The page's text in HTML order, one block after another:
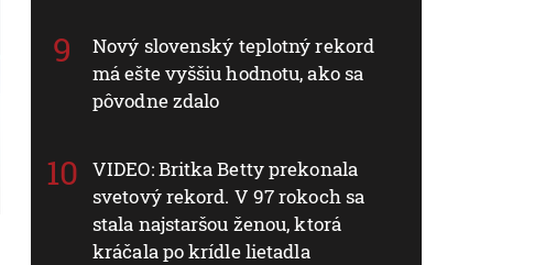
Nový slovenský teplotný rekord
má ešte vyššiu hodnotu, ako sa
pôvodne zdalo
VIDEO: Britka Betty prekonala
svetový rekord. V 97 rokoch sa
stala najstaršou ženou, ktorá
kráčala po krídle lietadla